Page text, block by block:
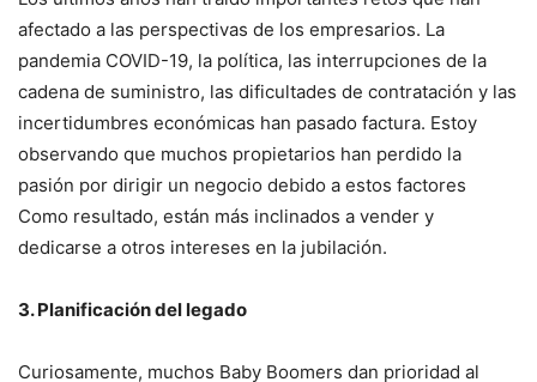
afectado a las perspectivas de los empresarios. La
pandemia COVID-19, la política, las interrupciones de la
cadena de suministro, las dificultades de contratación y las
incertidumbres económicas han pasado factura. Estoy
observando que muchos propietarios han perdido la
pasión por dirigir un negocio debido a estos factores
Como resultado, están más inclinados a vender y
dedicarse a otros intereses en la jubilación.
3. Planificación del legado
Curiosamente, muchos Baby Boomers dan prioridad al